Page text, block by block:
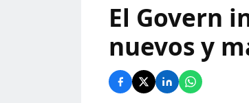
El Govern
nuevos y